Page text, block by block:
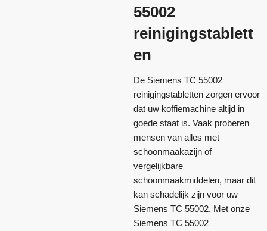
55002
reinigingstablett
en
De Siemens TC 55002
reinigingstabletten zorgen ervoor
dat uw koffiemachine altijd in
goede staat is. Vaak proberen
mensen van alles met
schoonmaakazijn of
vergelijkbare
schoonmaakmiddelen, maar dit
kan schadelijk zijn voor uw
Siemens TC 55002. Met onze
Siemens TC 55002